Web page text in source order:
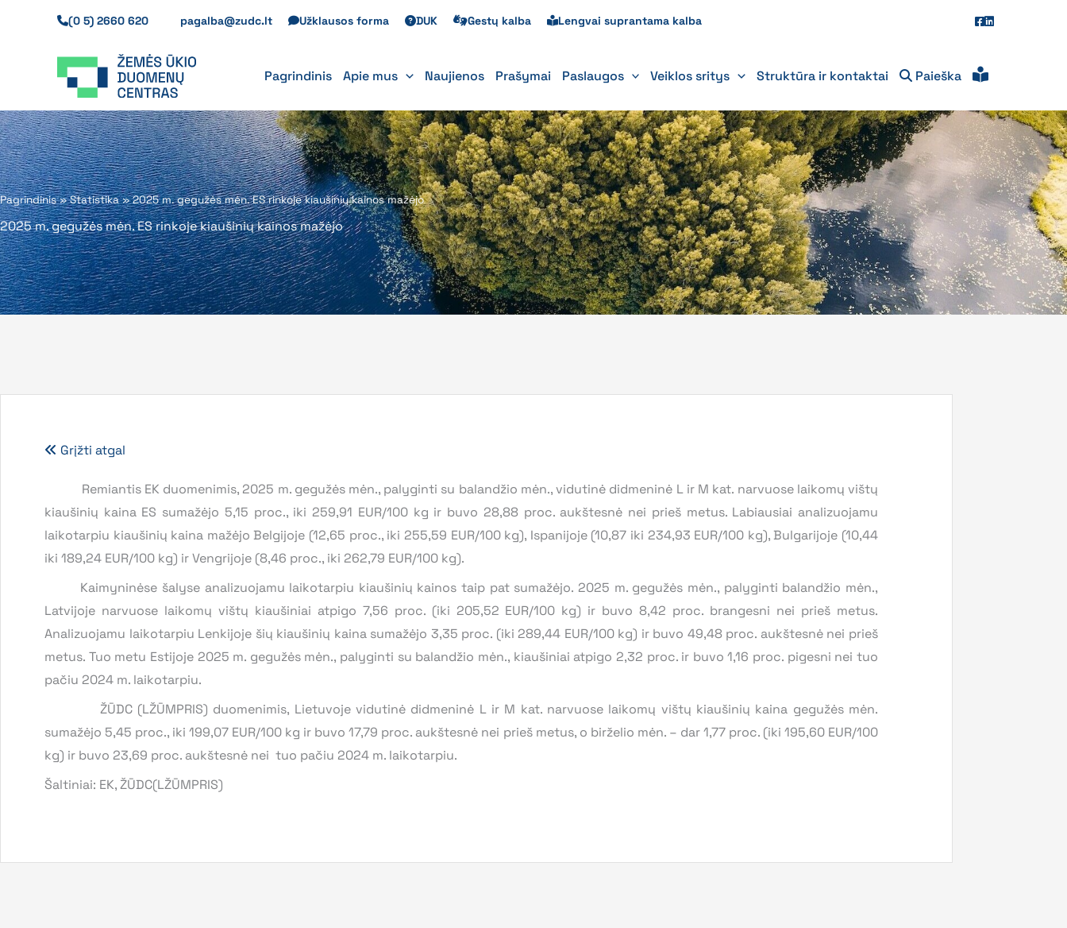
(0 5) 2660 620 pagalba@zudc.lt Užklausos forma DUK Gestų kalba Lengvai suprantama kalba
Pagrindinis Apie mus Naujienos Prašymai Paslaugos Veiklos sritys Struktūra ir kontaktai Paieška
Pagrindinis»Statistika»2025 m. gegužės mėn. ES rinkoje kiaušinių kainos mažėjo
2025 m. gegužės mėn. ES rinkoje kiaušinių kainos mažėjo
Grįžti atgal
Remiantis EK duomenimis, 2025 m. gegužės mėn., palyginti su balandžio mėn., vidutinė didmeninė L ir M kat. narvuose laikomų vištų
kiaušinių kaina ES sumažėjo 5,15 proc., iki 259,91 EUR/100 kg ir buvo 28,88 proc. aukštesnė nei prieš metus. Labiausiai analizuojamu
laikotarpiu kiaušinių kaina mažėjo Belgijoje (12,65 proc., iki 255,59 EUR/100 kg), Ispanijoje (10,87 iki 234,93 EUR/100 kg), Bulgarijoje (10,44
iki 189,24 EUR/100 kg) ir Vengrijoje (8,46 proc., iki 262,79 EUR/100 kg).
Kaimyninėse šalyse analizuojamu laikotarpiu kiaušinių kainos taip pat sumažėjo. 2025 m. gegužės mėn., palyginti balandžio mėn.,
Latvijoje narvuose laikomų vištų kiaušiniai atpigo 7,56 proc. (iki 205,52 EUR/100 kg) ir buvo 8,42 proc. brangesni nei prieš metus.
Analizuojamu laikotarpiu Lenkijoje šių kiaušinių kaina sumažėjo 3,35 proc. (iki 289,44 EUR/100 kg) ir buvo 49,48 proc. aukštesnė nei prieš
metus. Tuo metu Estijoje 2025 m. gegužės mėn., palyginti su balandžio mėn., kiaušiniai atpigo 2,32 proc. ir buvo 1,16 proc. pigesni nei tuo
pačiu 2024 m. laikotarpiu.
ŽŪDC (LŽŪMPRIS) duomenimis, Lietuvoje vidutinė didmeninė L ir M kat. narvuose laikomų vištų kiaušinių kaina gegužės mėn.
sumažėjo 5,45 proc., iki 199,07 EUR/100 kg ir buvo 17,79 proc. aukštesnė nei prieš metus, o birželio mėn. – dar 1,77 proc. (iki 195,60 EUR/100
kg) ir buvo 23,69 proc. aukštesnė nei tuo pačiu 2024 m. laikotarpiu.
Šaltiniai: EK, ŽŪDC(LŽŪMPRIS)